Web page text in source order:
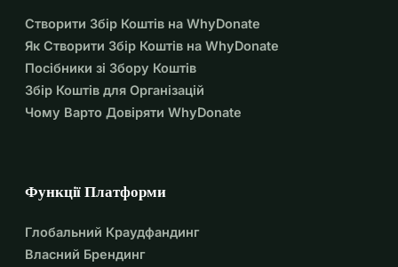
у регіоні Катвейк, у Нідерландах. Громадянський рух
призвів до впровадження Bubble Barrier Katwijk, що
зупиняє пластикове забруднення за 1 кілометр до того, як
воно досягне Північного моря.
www.thegreatbubblebarrier.com/bubble-barrier-
Хочете допомогти нам?
частиною місії на шляху до річок без
Створити Збір Коштів на WhyDonate
Як Створити Збір Коштів на WhyDonate
Посібники зі Збору Коштів
Збір Коштів для Організацій
Чому Варто Довіряти WhyDonate
Функції Платформи
Глобальний Краудфандинг
Власний Брендинг